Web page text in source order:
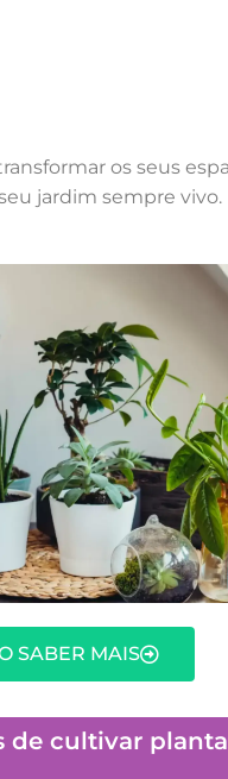
os seus
jardim sempre vivo.
SABER MAIS
de cultivar